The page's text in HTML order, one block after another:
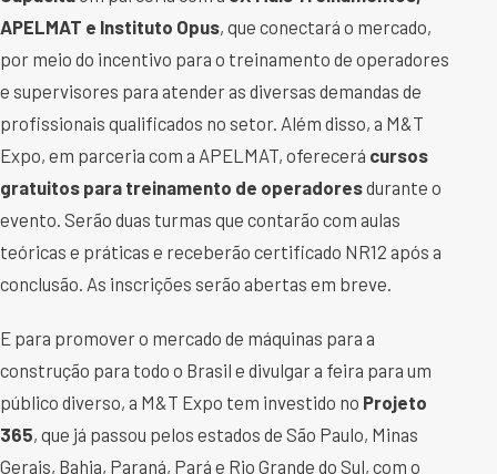
APELMAT e Instituto Opus, que conectará o mercado,
por meio do incentivo para o treinamento de operadores
e supervisores para atender as diversas demandas de
profissionais qualificados no setor. Além disso, a M&T
Expo, em parceria com a APELMAT, oferecerá cursos
gratuitos para treinamento de operadoresdurante o
evento. Serão duas turmas que contarão com aulas
teóricas e práticas e receberão certificado NR12 após a
conclusão. As inscrições serão abertas em breve.
E para promover o mercado de máquinas para a
construção para todo o Brasil e divulgar a feira para um
público diverso, a M&T Expo tem investido no Projeto
365, que já passou pelos estados de São Paulo, Minas
Gerais, Bahia, Paraná, Pará e Rio Grande do Sul, com o